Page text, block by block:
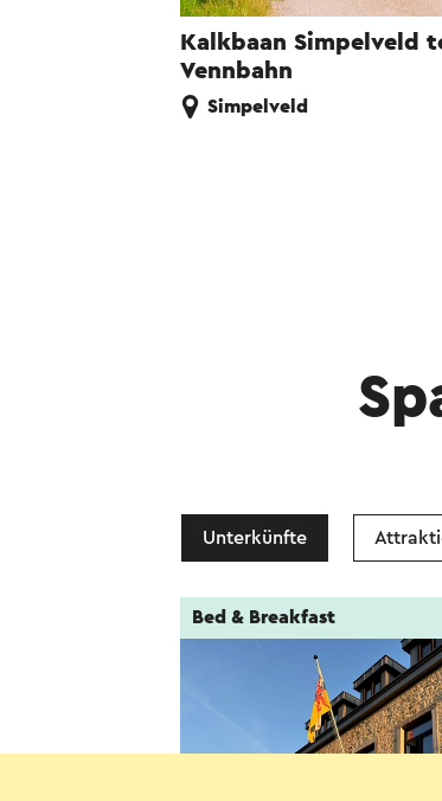
Kalkbaan Simpelveld
Vennbahn
Simpelveld
Unterkünfte
Bed & Breakfast